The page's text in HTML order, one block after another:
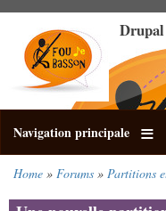
main
content
Drupal
Navigation principale
Home Forums Partitions